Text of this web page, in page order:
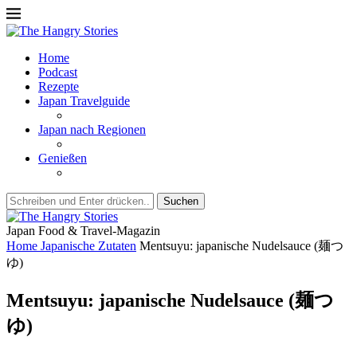
Home
Podcast
Rezepte
Japan Travelguide
Japan nach Regionen
Genießen
Suchen
Japan Food & Travel-Magazin
Home Japanische Zutaten Mentsuyu: japanische Nudelsauce (麺つ
ゆ)
Mentsuyu: japanische Nudelsauce (麺つ
ゆ)